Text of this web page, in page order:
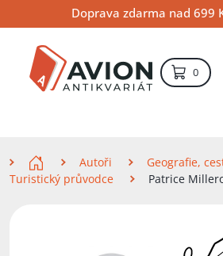
na
obsah
na
navigaci
na
vyhledávání
Doprava zdarma nad 699
0
Autoři
Geografie,
Turistický průvodce
Patrice